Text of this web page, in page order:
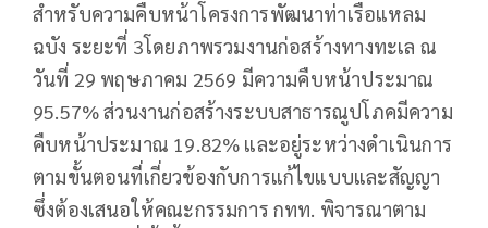
สำหรับความคืบหน้าโครงการพัฒนาท่าเรือแหลม
ฉบัง ระยะที่ 3โดยภาพรวมงานก่อสร้างทางทะเล ณ
วันที่ 29 พฤษภาคม 2569 มีความคืบหน้าประมาณ
95.57% ส่วนงานก่อสร้างระบบสาธารณูปโภคมีความ
คืบหน้าประมาณ 19.82% และอยู่ระหว่างดำเนินการ
ตามขั้นตอนที่เกี่ยวข้องกับการแก้ไขแบบและสัญญา
ซึ่งต้องเสนอให้คณะกรรมการ กทท. พิจารณาตาม